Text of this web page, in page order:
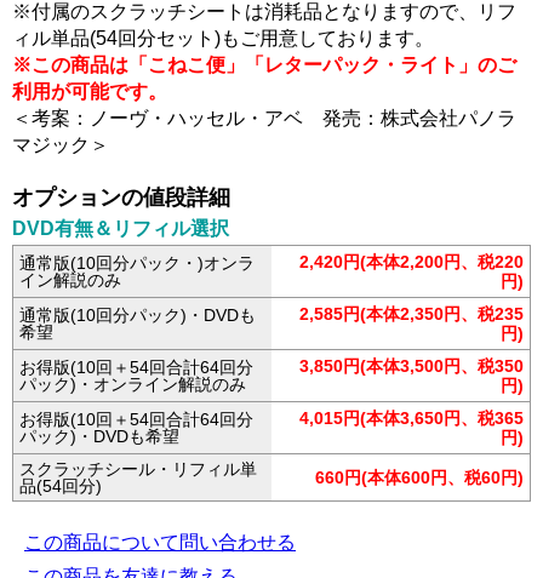
※付属のスクラッチシートは消耗品となりますので、リフ
ィル単品(54回分セット)もご用意しております。
※この商品は「こねこ便」「レターパック・ライト」のご
利用が可能です。
＜考案：ノーヴ・ハッセル・アベ 発売：株式会社パノラ
マジック＞
オプションの値段詳細
DVD有無＆リフィル選択
通常版(10回分パック・)オンラ
イン解説のみ
2,420円(本体2,200円、税220
円)
通常版(10回分パック)・DVDも
希望
2,585円(本体2,350円、税235
円)
お得版(10回＋54回合計64回分
パック)・オンライン解説のみ
3,850円(本体3,500円、税350
円)
お得版(10回＋54回合計64回分
パック)・DVDも希望
4,015円(本体3,650円、税365
円)
スクラッチシール・リフィル単
品(54回分)
660円(本体600円、税60円)
この商品について問い合わせる